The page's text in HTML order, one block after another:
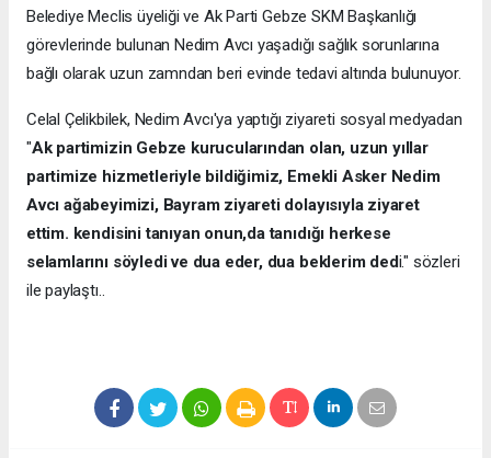
Belediye Meclis üyeliği ve Ak Parti Gebze SKM Başkanlığı
görevlerinde bulunan Nedim Avcı yaşadığı sağlık sorunlarına
bağlı olarak uzun zamndan beri evinde tedavi altında bulunuyor.
Celal Çelikbilek, Nedim Avcı'ya yaptığı ziyareti sosyal medyadan
"Ak partimizin Gebze kurucularından olan, uzun yıllar
partimize hizmetleriyle bildiğimiz, Emekli Asker Nedim
Avcı ağabeyimizi, Bayram ziyareti dolayısıyla ziyaret
ettim. kendisini tanıyan onun,da tanıdığı herkese
selamlarını söyledi ve dua eder, dua beklerim dedi." sözleri
ile paylaştı..